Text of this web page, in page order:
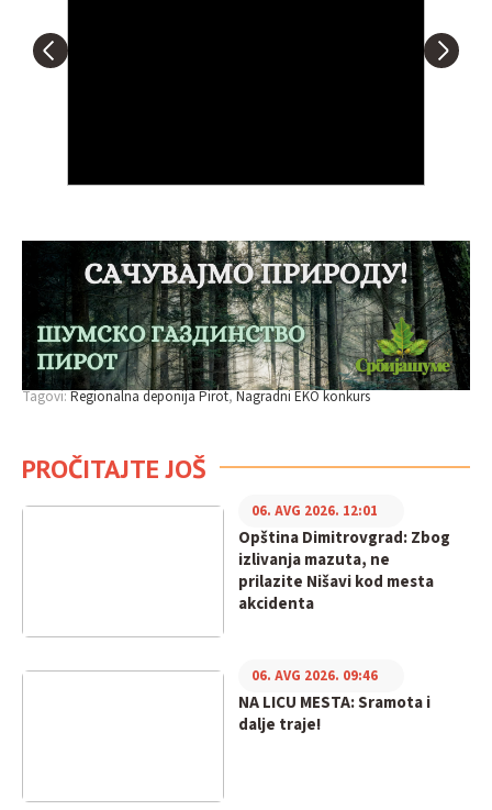
Tagovi:Regionalna deponija Pirot Nagradni EKO konkurs
PROČITAJTE JOŠ
Opština Dimitrovgrad: Zbog
izlivanja mazuta, ne
prilazite Nišavi kod mesta
akcidenta
06. AVG 2026. 12:01
NA LICU MESTA: Sramota i
dalje traje!
06. AVG 2026. 09:46